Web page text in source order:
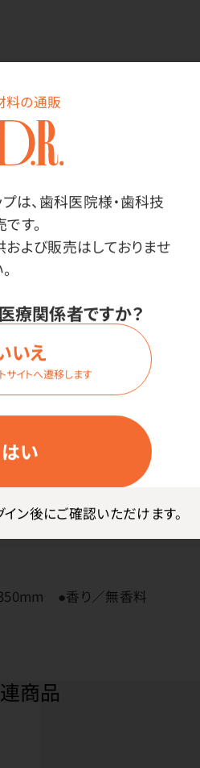
料の通販
は、歯科医院様・歯科技
す。
よび販売はしておりませ
療関係者ですか？
はい
いえ
サイトへ遷移します
ン後にご確認いただけます。
詳細
の大判サイズで全身をしっ
で、全身をしっかりと拭けま
爽快感を追求しました。
●香り／無香料
商品